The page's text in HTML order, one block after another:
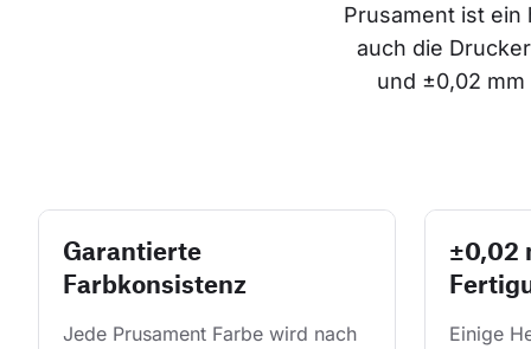
Prusament ist
auch die
und ±0,02
Garantierte
Farbkonsistenz
Jede Prusament Farbe wird nach
±0,02
Einige